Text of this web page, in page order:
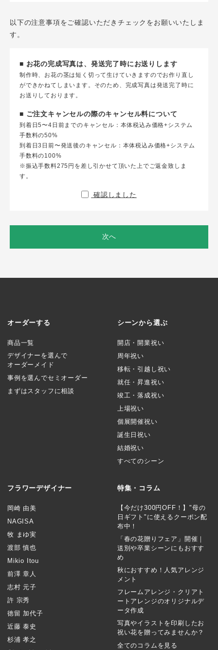
以下の注意事項をご確認いただきチェックをお願いいたしま
す。
■ お花の完成写真は、発送完了時にお送りします
制作時、お花の茎は短く切って生けていきますのでお作り直し
ができかねてしまいます。そのため、完成写真は発送完了時に
お送りしております。
■ ご注文キャンセルの際のキャンセル料について
到着日5〜4日前までのキャンセル：本体税込み価格+システム
手数料の50%
到着日3日前〜発送後のキャンセル：本体税込み価格+システム
手数料の100%
※振込手数料275円を差し引かせて頂いた上でご返金致しま
す。
確認しました
次へ
オーダーする
商品一覧
デザイナーを選んで
オーダーメイド
事例を選んでセミオーダー
まずはスタッフに相談
シーンから選ぶ
開店・開業祝い
周年祝い
移転・引越し祝い
就任・昇進祝い
竣工・落成祝い
上場祝い
個展開催祝い
誕生日祝い
結婚祝い
すべてのシーン
フラワーデザイナー
岡崎 由美
NAGISA
牧 まゆ実
渡部 慎也
Mikio Itou
前澤 章人
志村 元子
許 宗秀
徳留 加代子
近藤 泰史
杉浦 孝之
特集・コラム
【今だけ300円OFF！】"母の
日ギフト"に使えるクーポン配
布中！
「春の花贈りフェア」開催｜
送別や卒業シーンにもおすす
め
秋におすすめ！人気アレンジ
メント
フレームアレンジ・クリアト
ートアレンジのオリジナルデ
ータ作成
写真やイラストを印刷したお
祝い花を贈ってみませんか？
全てのコラムを見る